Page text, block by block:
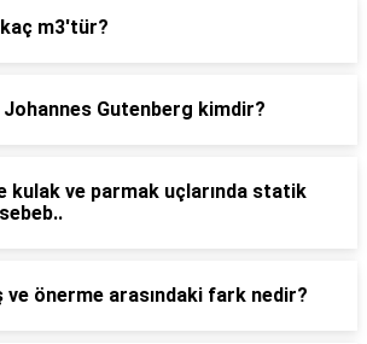
m3'tür?
Johannes Gutenberg kimdir?
kulak ve parmak uçlarında statik
önerme arasındaki fark nedir?